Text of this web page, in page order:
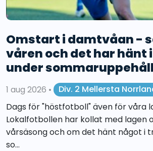
Omstart i damtvåan -
våren och det har hänt
under
1 aug 2026 •
Div. 2 Mellersta
Dags för "höstfotboll" även för våra
Lokalfotbollen har kollat med lagen
vårsäsong och om det hänt något i
so...